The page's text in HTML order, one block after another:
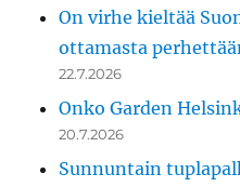
On virhe kieltää
ottamasta
22.7.2026
Onko Garden
20.7.2026
Sunnuntain